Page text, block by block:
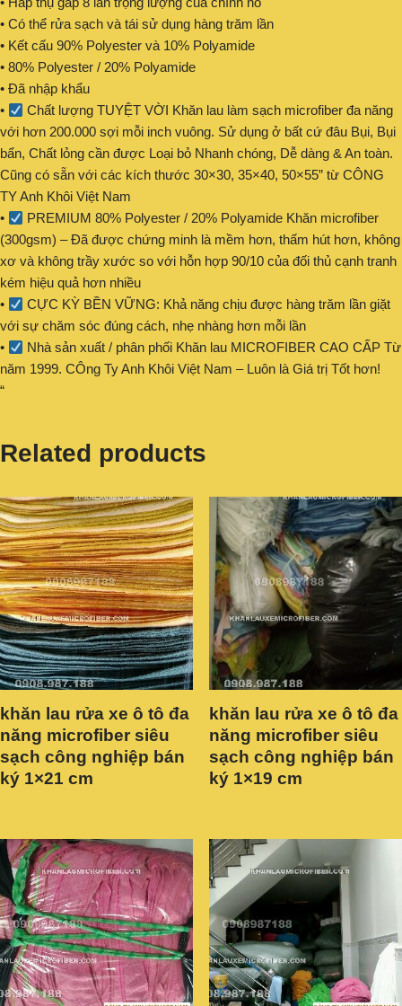
• Có thể rửa sạch và tái sử dụng hàng trăm lần
• Kết cấu 90% Polyester và 10% Polyamide
• 80% Polyester / 20% Polyamide
• Đã nhập khẩu
•
Chất lượng TUYỆT VỜI Khăn lau làm sạch microfiber đa năng
với hơn 200.000 sợi mỗi inch vuông. Sử dụng ở bất cứ đâu Bụi, Bụi
bẩn, Chất lỏng cần được Loại bỏ Nhanh chóng, Dễ dàng & An toàn.
Cũng có sẵn với các kích thước 30×30, 35×40, 50×55” từ CÔNG
TY Anh Khôi Việt Nam
•
PREMIUM 80% Polyester / 20% Polyamide Khăn microfiber
(300gsm) – Đã được chứng minh là mềm hơn, thấm hút hơn, không
xơ và không trầy xước so với hỗn hợp 90/10 của đối thủ cạnh tranh
kém hiệu quả hơn nhiều
•
CỰC KỲ BỀN VỮNG: Khả năng chịu được hàng trăm lần giặt
với sự chăm sóc đúng cách, nhẹ nhàng hơn mỗi lần
•
Nhà sản xuất / phân phối Khăn lau MICROFIBER CAO CẤP Từ
năm 1999. CÔng Ty Anh Khôi Việt Nam – Luôn là Giá trị Tốt hơn!
“
Related products
khăn lau rửa xe ô tô đa
năng microfiber siêu
sạch công nghiệp bán
ký 1×21 cm
khăn lau rửa xe ô tô đa
năng microfiber siêu
sạch công nghiệp bán
ký 1×19 cm